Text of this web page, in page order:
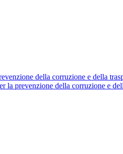
della corruzione e della
la prevenzione della corruzione e